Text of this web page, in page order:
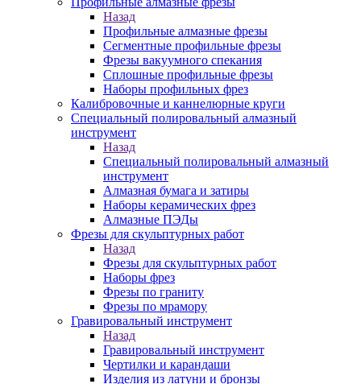
Назад
Профильные алмазные фрезы
Сегментные профильные фрезы
Фрезы вакуумного спекания
Сплошные профильные фрезы
Наборы профильных фрез
Калибровочные и каннелюрные круги
Специальный полировальный алмазный
инструмент
Назад
Специальный полировальный алмазный
инструмент
Алмазная бумага и затиры
Наборы керамических фрез
Алмазные ПЭДы
Фрезы для скульптурных работ
Назад
Фрезы для скульптурных работ
Наборы фрез
Фрезы по граниту
Фрезы по мрамору
Гравировальный инструмент
Назад
Гравировальный инструмент
Чертилки и карандаши
Изделия из латуни и бронзы